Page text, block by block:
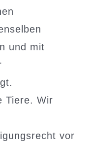
und mit
Tiere. Wir
vor